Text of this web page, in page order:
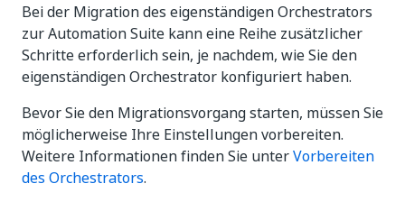
Bei der Migration des eigenständigen Orchestrators
zur Automation Suite kann eine Reihe zusätzlicher
Schritte erforderlich sein, je nachdem, wie Sie den
eigenständigen Orchestrator konfiguriert haben.
Bevor Sie den Migrationsvorgang starten, müssen Sie
möglicherweise Ihre Einstellungen vorbereiten.
Weitere Informationen finden Sie unterVorbereiten
des Orchestrators.